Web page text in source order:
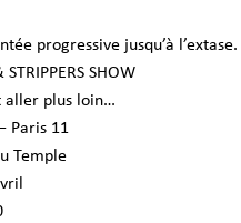
progressive jusqu’à l’extase.
SHOW
aller plus loin…
Paris 11
Temple